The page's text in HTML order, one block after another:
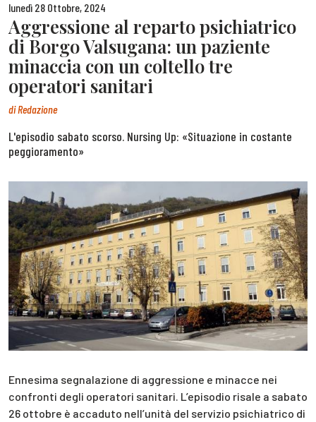
lunedì 28 Ottobre, 2024
Aggressione al reparto psichiatrico
di Borgo Valsugana: un paziente
minaccia con un coltello tre
operatori sanitari
diRedazione
L'episodio sabato scorso. Nursing Up: «Situazione in costante
peggioramento»
Ennesima segnalazione di aggressione e minacce nei
confronti degli operatori sanitari. L’episodio risale a sabato
26 ottobre è accaduto nell’unità del servizio psichiatrico di